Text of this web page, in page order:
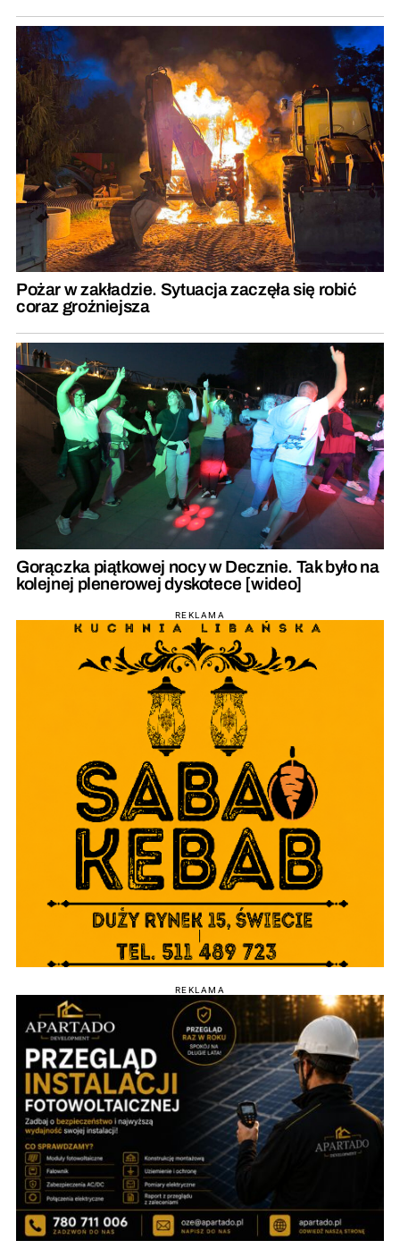
Pożar w zakładzie. Sytuacja zaczęła się robić
coraz groźniejsza
Gorączka piątkowej nocy w Decznie. Tak było na
kolejnej plenerowej dyskotece [wideo]
REKLAMA
REKLAMA